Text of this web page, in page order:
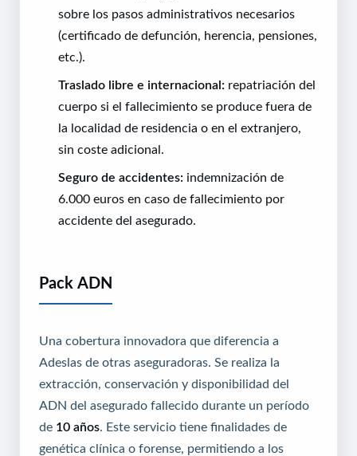
sobre los pasos administrativos necesarios
(certificado de defunción, herencia, pensiones,
etc.).
Traslado libre e internacional: repatriación del
cuerpo si el fallecimiento se produce fuera de
la localidad de residencia o en el extranjero,
sin coste adicional.
Seguro de accidentes: indemnización de
6.000 euros en caso de fallecimiento por
accidente del asegurado.
Pack ADN
Una cobertura innovadora que diferencia a
Adeslas de otras aseguradoras. Se realiza la
extracción, conservación y disponibilidad del
ADN del asegurado fallecido durante un período
de 10 años. Este servicio tiene finalidades de
genética clínica o forense, permitiendo a los